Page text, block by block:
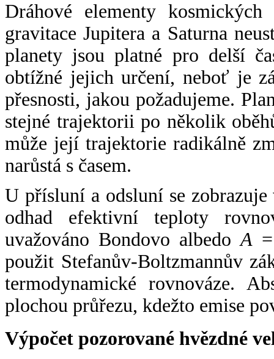
Dráhové elementy
gravitace Jupitera a Saturna
planety jsou platné pro delší
obtížné jejich určení, neboť je
přesnosti, jakou požadujeme.
stejné trajektorii po několik
může její trajektorie radikálně
narůstá s časem.
U přísluní a odsluní se
odhad efektivní teploty
uvažováno Bondovo albedoA
použit Stefanův-Boltzmannův
termodynamické rovnováze.
plochou průřezu, kdežto emise
Výpočet pozorované hvězdné